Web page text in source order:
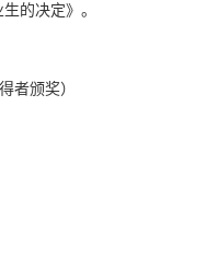
的决定》。
者颁奖）